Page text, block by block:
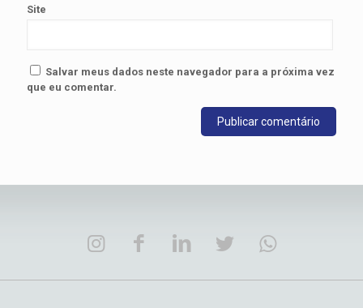
Site
Salvar meus dados neste navegador para a próxima vez
que eu comentar.